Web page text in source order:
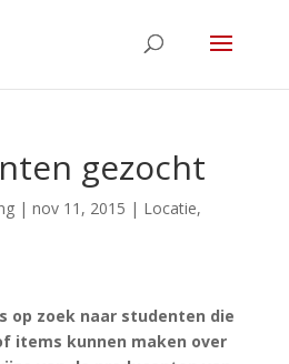
gezocht
| nov 11, 2015 | Locatie,
op zoek naar studenten die
items kunnen maken over